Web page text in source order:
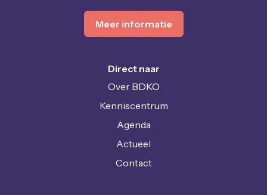
Meer informatie
Direct naar
Over BDKO
Kenniscentrum
Agenda
Actueel
Contact